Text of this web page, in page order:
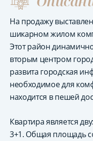
На продажу
шикарном жилом
Этот район
вторым центром
развита городская
необходимое для
находится в пешей
Квартира является
3+1. Общая площадь